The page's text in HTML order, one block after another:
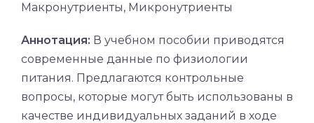
Макронутриенты, Микронутриенты
Аннотация: В учебном пособии приводятся
современные данные по физиологии
питания. Предлагаются контрольные
вопросы, которые могут быть использованы в
качестве индивидуальных заданий в ходе